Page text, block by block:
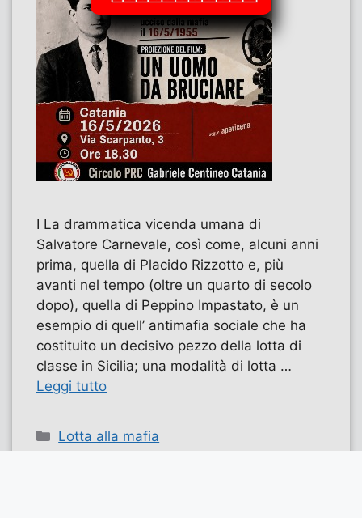
I La drammatica vicenda umana di
Salvatore Carnevale, così come, alcuni anni
prima, quella di Placido Rizzotto e, più
avanti nel tempo (oltre un quarto di secolo
dopo), quella di Peppino Impastato, è un
esempio di quell’ antimafia sociale che ha
costituito un decisivo pezzo della lotta di
classe in Sicilia; una modalità di lotta …
Leggi tutto
Categorie
Lotta alla mafia